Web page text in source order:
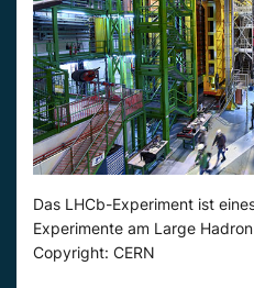
Das LHCb-Experiment ist
Experimente am Large
Copyright: CERN